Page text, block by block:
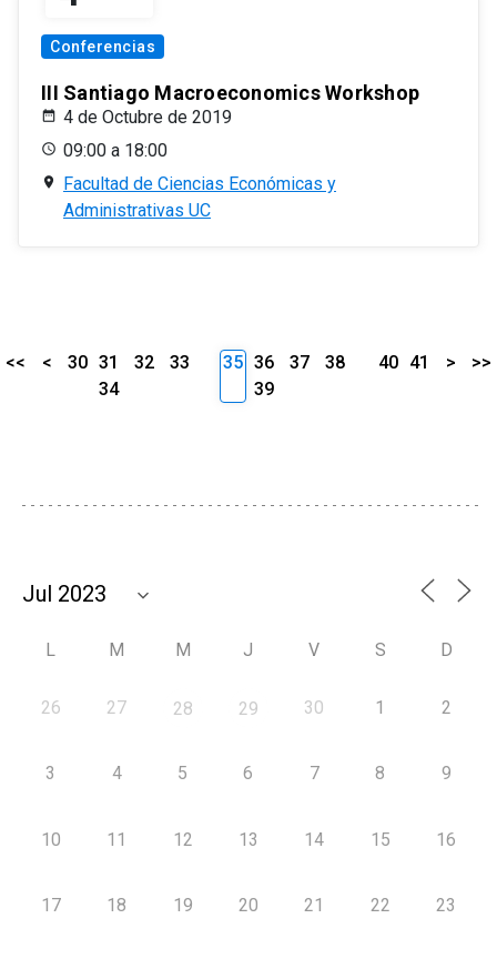
Conferencias
III Santiago Macroeconomics Workshop
4 de Octubre de 2019
09:00 a 18:00
Facultad de Ciencias Económicas y
Administrativas UC
<< < 30 31 32
33
34
35 36 37
38
39
40 41 > >>
L M M J V S D
26 27 28 29 30 1 2
3 4 5 6 7 8 9
10 11 12 13 14 15 16
17 18 19 20 21 22 23